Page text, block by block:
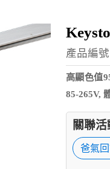
產品編
高顯色值
85-265V,
關聯
爸氣